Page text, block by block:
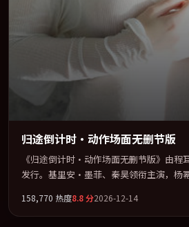
归途倒计时·动作场面无删节版
《归途倒计时·动作场面无删节版》由程
发行。基里安·墨菲、秦昊领衔主演，杨
罪」类型为骨架，在叙事、表演与视听上
08 在内地院线及主流平台同步亮相，
158,770 热度8.8分2026-12-14